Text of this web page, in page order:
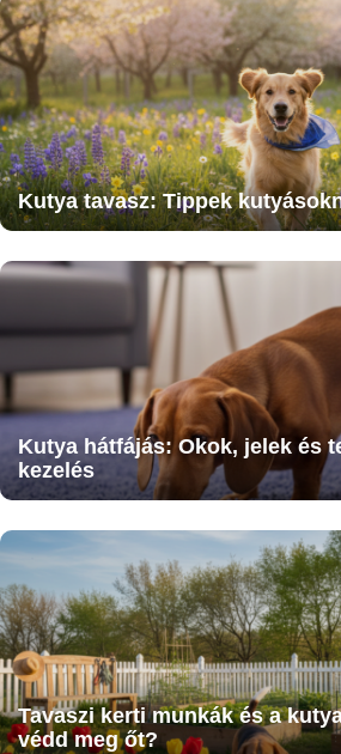
Kutya tavasz: Tippek
Kutya hátfájás: Okok, jelek és
kezelés
Tavaszi kerti munkák és a
védd meg őt?